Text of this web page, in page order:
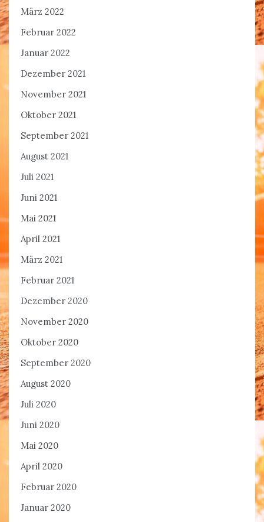
März 2022
Februar 2022
Januar 2022
Dezember 2021
November 2021
Oktober 2021
September 2021
August 2021
Juli 2021
Juni 2021
Mai 2021
April 2021
März 2021
Februar 2021
Dezember 2020
November 2020
Oktober 2020
September 2020
August 2020
Juli 2020
Juni 2020
Mai 2020
April 2020
Februar 2020
Januar 2020